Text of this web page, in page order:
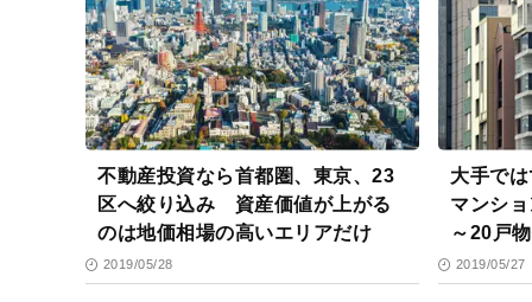
不動産投資なら首都圏、東京、23
区へ絞り込み 資産価値が上がる
のは地価相場の高いエリアだけ
2019/05/28
大手で
マンシ
～20戸
2019/05/27